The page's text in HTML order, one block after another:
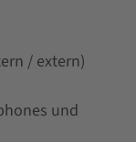
/ extern)
und